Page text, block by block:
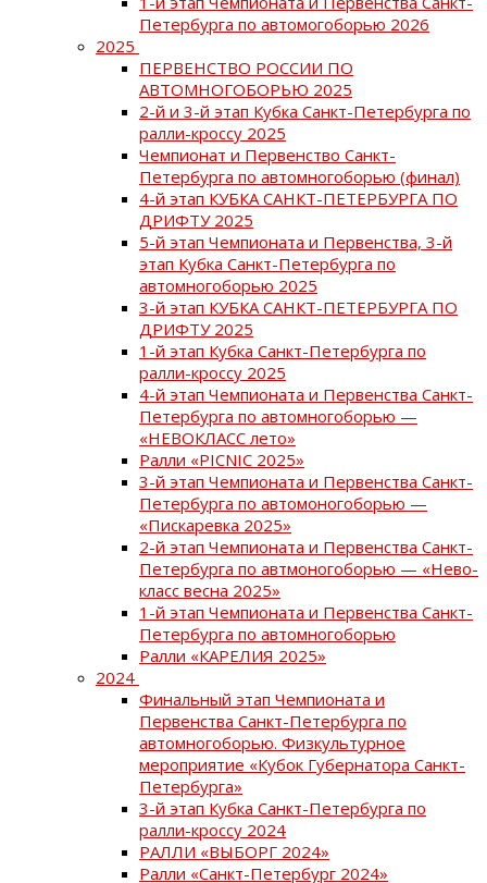
Петербурга по автомогоборью 2026
2025
ПЕРВЕНСТВО РОССИИ ПО
АВТОМНОГОБОРЬЮ 2025
2-й и 3-й этап Кубка Санкт-Петербурга по
ралли-кроссу 2025
Чемпионат и Первенство Санкт-
Петербурга по автомногоборью (финал)
4-й этап КУБКА САНКТ-ПЕТЕРБУРГА ПО
ДРИФТУ 2025
5-й этап Чемпионата и Первенства, 3-й
этап Кубка Санкт-Петербурга по
автомногоборью 2025
3-й этап КУБКА САНКТ-ПЕТЕРБУРГА ПО
ДРИФТУ 2025
1-й этап Кубка Санкт-Петербурга по
ралли-кроссу 2025
4-й этап Чемпионата и Первенства Санкт-
Петербурга по автомногоборью —
«НЕВОКЛАСС лето»
Ралли «PICNIC 2025»
3-й этап Чемпионата и Первенства Санкт-
Петербурга по автомоногоборью —
«Пискаревка 2025»
2-й этап Чемпионата и Первенства Санкт-
Петербурга по автмоногоборью — «Нево-
класс весна 2025»
1-й этап Чемпионата и Первенства Санкт-
Петербурга по автомногоборью
Ралли «КАРЕЛИЯ 2025»
2024
Финальный этап Чемпионата и
Первенства Санкт-Петербурга по
автомногоборью. Физкультурное
мероприятие «Кубок Губернатора Санкт-
Петербурга»
3-й этап Кубка Санкт-Петербурга по
ралли-кроссу 2024
РАЛЛИ «ВЫБОРГ 2024»
Ралли «Санкт-Петербург 2024»